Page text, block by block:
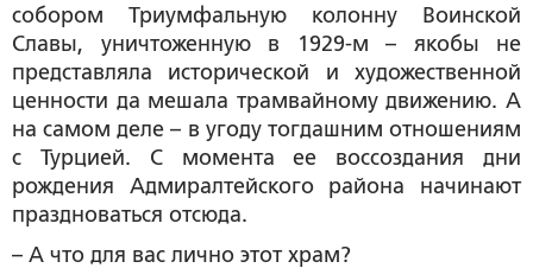
собором Триумфальную колонну Воинской
Славы, уничтоженную в 1929-м – якобы не
представляла исторической и художественной
ценности да мешала трамвайному движению. А
на самом деле – в угоду тогдашним отношениям
с Турцией. С момента ее воссоздания дни
рождения Адмиралтейского района начинают
праздноваться отсюда.
– А что для вас лично этот храм?